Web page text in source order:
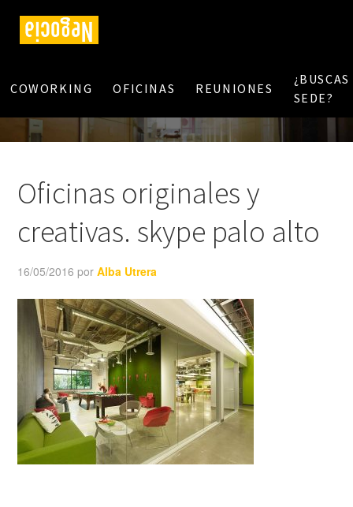
COWORKING OFICINAS REUNIONES
¿BUSCAS
SEDE?
Oficinas originales y
creativas. skype palo alto
16/05/2016 porAlba Utrera